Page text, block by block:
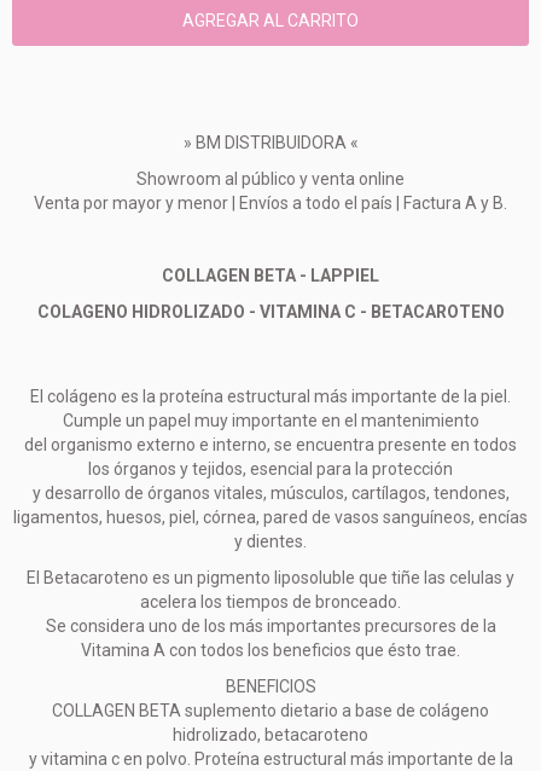
» BM DISTRIBUIDORA «
Showroom al público y venta online
Venta por mayor y menor | Envíos a todo el país | Factura A y B.
COLLAGEN BETA - LAPPIEL
COLAGENO HIDROLIZADO - VITAMINA C - BETACAROTENO
El colágeno es la proteína estructural más importante de la piel.
Cumple un papel muy importante en el mantenimiento
del organismo externo e interno, se encuentra presente en todos
los órganos y tejidos, esencial para la protección
y desarrollo de órganos vitales, músculos, cartílagos, tendones,
ligamentos, huesos, piel, córnea, pared de vasos sanguíneos, encías
y dientes.
El Betacaroteno es un pigmento liposoluble que tiñe las celulas y
acelera los tiempos de bronceado.
Se considera uno de los más importantes precursores de la
Vitamina A con todos los beneficios que ésto trae.
BENEFICIOS
COLLAGEN BETA suplemento dietario a base de colágeno
hidrolizado, betacaroteno
y vitamina c en polvo. Proteína estructural más importante de la